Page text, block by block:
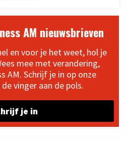
AM nieuwsbrieven
en voor je het weet, hol je
mee met verandering,
AM. Schrijf je in op onze
vinger aan de pols.
je in